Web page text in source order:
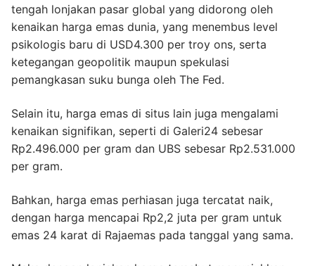
tengah lonjakan pasar global yang didorong oleh
kenaikan harga emas dunia, yang menembus level
psikologis baru di USD4.300 per troy ons, serta
ketegangan geopolitik maupun spekulasi
pemangkasan suku bunga oleh The Fed.
Selain itu, harga emas di situs lain juga mengalami
kenaikan signifikan, seperti di Galeri24 sebesar
Rp2.496.000 per gram dan UBS sebesar Rp2.531.000
per gram.
Bahkan, harga emas perhiasan juga tercatat naik,
dengan harga mencapai Rp2,2 juta per gram untuk
emas 24 karat di Rajaemas pada tanggal yang sama.